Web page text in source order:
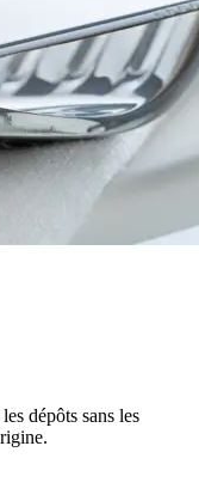
dépôts sans les